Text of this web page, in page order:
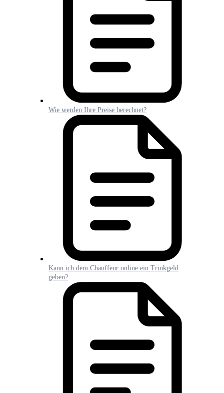
Wie werden Ihre Preise berechnet?
Kann ich dem Chauffeur online ein Trinkgeld
geben?